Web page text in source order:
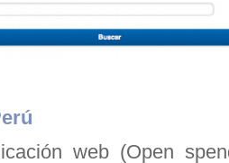
web (Open